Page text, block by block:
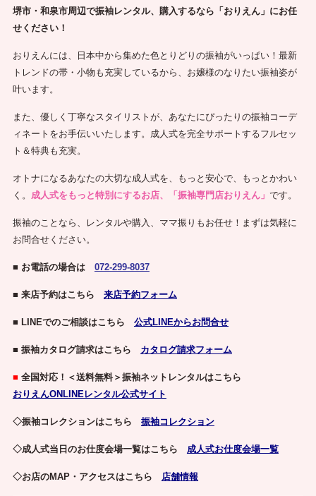
堺市・和泉市周辺で振袖レンタル、購入するなら「おりえん」にお任
せください！
おりえんには、日本中から集めた色とりどりの振袖がいっぱい！最新
トレンドの帯・小物も充実しているから、お嬢様のなりたい振袖姿が
叶います。
また、優しく丁寧なスタイリストが、あなたにぴったりの振袖コーデ
ィネートをお手伝いいたします。成人式を完全サポートするフルセッ
ト＆特典も充実。
オトナになるあなたの大切な成人式を、もっと安心で、もっとかわい
く。 成人式をもっと特別にするお店、「振袖専門店おりえん」 です。
振袖のことなら、レンタルや購入、ママ振りもお任せ！まずは気軽に
お問合せください。
■ お電話の場合は 072-299-8037
■ 来店予約はこちら 来店予約フォーム
■ LINEでのご相談はこちら 公式LINEからお問合せ
■ 振袖カタログ請求はこちら カタログ請求フォーム
■ 全国対応！＜送料無料＞振袖ネットレンタルはこちら
おりえんONLINEレンタル公式サイト
◇振袖コレクションはこちら 振袖コレクション
◇成人式当日のお仕度会場一覧はこちら 成人式お仕度会場一覧
◇お店のMAP・アクセスはこちら 店舗情報